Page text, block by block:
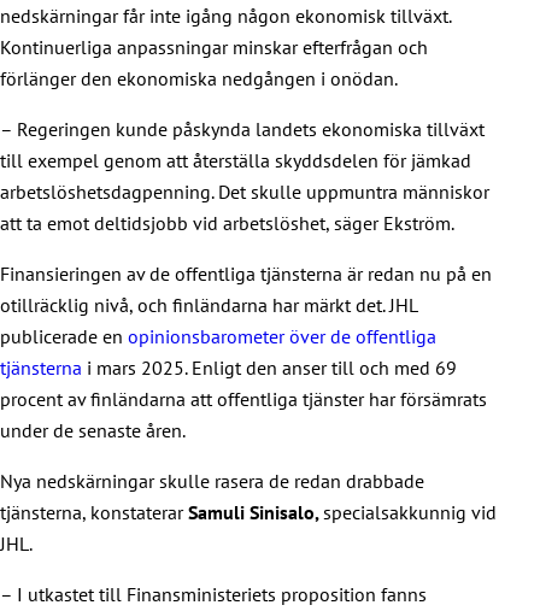
nedskärningar får inte igång någon ekonomisk tillväxt.
Kontinuerliga anpassningar minskar efterfrågan och
förlänger den ekonomiska nedgången i onödan.
– Regeringen kunde påskynda landets ekonomiska tillväxt
till exempel genom att återställa skyddsdelen för jämkad
arbetslöshetsdagpenning. Det skulle uppmuntra människor
att ta emot deltidsjobb vid arbetslöshet, säger Ekström.
Finansieringen av de offentliga tjänsterna är redan nu på en
otillräcklig nivå, och finländarna har märkt det. JHL
publicerade en opinionsbarometer över de offentliga
tjänsterna i mars 2025. Enligt den anser till och med 69
procent av finländarna att offentliga tjänster har försämrats
under de senaste åren.
Nya nedskärningar skulle rasera de redan drabbade
tjänsterna, konstaterarSamuli Sinisalo, specialsakkunnig vid
JHL.
– I utkastet till Finansministeriets proposition fanns